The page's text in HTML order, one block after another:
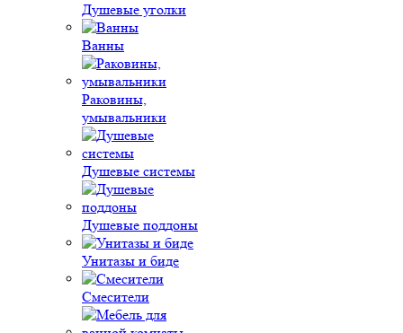
Душевые уголки
Ванны
Раковины,
умывальники
Душевые системы
Душевые поддоны
Унитазы и биде
Смесители